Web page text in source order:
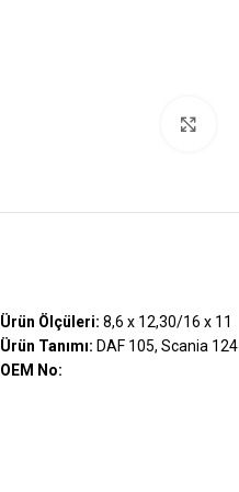
Ürün Ölçüleri: 8,6 x 12,30/16 x 11
Ürün Tanımı: DAF 105, Scania 124
OEM No: